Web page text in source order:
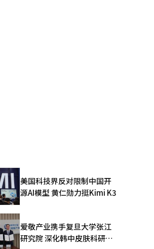
美国科技界反对限制中国开
源AI模型 黄仁勋力挺Kimi K3
爱敬产业携手复旦大学张江
研究院 深化韩中皮肤科研合